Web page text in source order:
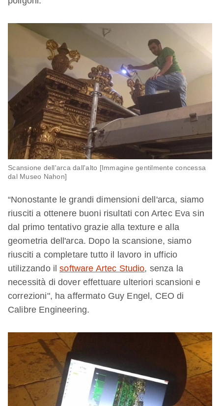
Scansione dell'arca dall'alto [Immagine gentilmente concessa
dal Museo Nahon]
“Nonostante le grandi dimensioni dell'arca, siamo
riusciti a ottenere buoni risultati con Artec Eva sin
dal primo tentativo grazie alla texture e alla
geometria dell'arca. Dopo la scansione, siamo
riusciti a completare tutto il lavoro in ufficio
utilizzando ilsoftware Artec Studio, senza la
necessità di dover effettuare ulteriori scansioni e
correzioni", ha affermato Guy Engel, CEO di
Calibre Engineering.